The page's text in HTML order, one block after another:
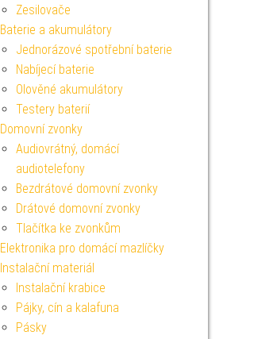
Zesilovače
Baterie a akumulátory
Jednorázové spotřební baterie
Nabíjecí baterie
Olověné akumulátory
Testery baterií
Domovní zvonky
Audiovrátný, domácí
audiotelefony
Bezdrátové domovní zvonky
Drátové domovní zvonky
Tlačítka ke zvonkům
Elektronika pro domácí mazlíčky
Instalační materiál
Instalační krabice
Pájky, cín a kalafuna
Pásky